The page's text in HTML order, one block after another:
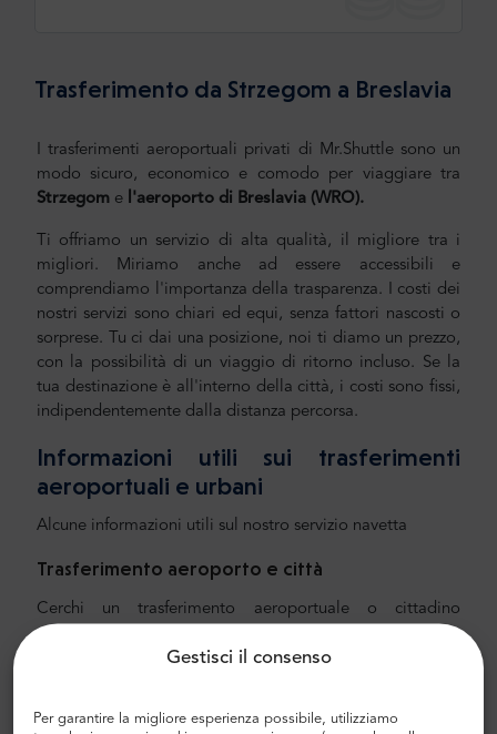
Gestisci il consenso
Per garantire la migliore esperienza possibile, utilizziamo
Trasferimento da Strzegom a Breslavia
I trasferimenti aeroportuali privati di Mr.Shuttle sono un
modo sicuro, economico e comodo per viaggiare tra
Strzegom e l'aeroporto di Breslavia (WRO).
Ti offriamo un servizio di alta qualità, il migliore tra i
migliori. Miriamo anche ad essere accessibili e
comprendiamo l'importanza della trasparenza. I costi dei
nostri servizi sono chiari ed equi, senza fattori nascosti o
sorprese. Tu ci dai una posizione, noi ti diamo un prezzo,
con la possibilità di un viaggio di ritorno incluso. Se la
tua destinazione è all'interno della città, i costi sono fissi,
indipendentemente dalla distanza percorsa.
Informazioni utili sui trasferimenti
aeroportuali e urbani
Alcune informazioni utili sul nostro servizio navetta
Trasferimento aeroporto e città
Cerchi un trasferimento aeroportuale o cittadino
affidabile e conveniente? Prenotane uno con Mr.Shuttle,
una scelta di viaggiatori dagli utenti di Trip-Advisor.